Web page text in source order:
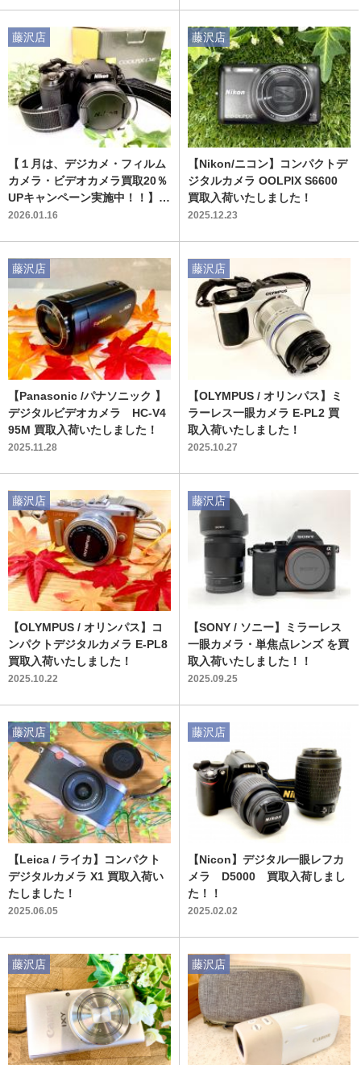
【１月は、デジカメ・フィルム
カメラ・ビデオカメラ買取20％
UPキャンペーン実施中！！】コ
ンパクトデジタルカメラ Niko
2026.01.16
藤沢店
【Nikon/ニコン】コンパクトデ
ジタルカメラ OOLPIX S6600
買取入荷いたしました！
2025.12.23
藤沢店
【Panasonic /パナソニック 】
デジタルビデオカメラ HC-V4
95M 買取入荷いたしました！
2025.11.28
藤沢店
【OLYMPUS / オリンパス】ミ
ラーレス一眼カメラ E-PL2 買
取入荷いたしました！
2025.10.27
藤沢店
【OLYMPUS / オリンパス】コ
ンパクトデジタルカメラ E-PL8
買取入荷いたしました！
2025.10.22
藤沢店
【SONY / ソニー】ミラーレス
一眼カメラ・単焦点レンズ を買
取入荷いたしました！！
2025.09.25
藤沢店
【Leica / ライカ】コンパクト
デジタルカメラ X1 買取入荷い
たしました！
2025.06.05
藤沢店
【Nicon】デジタル一眼レフカ
メラ D5000 買取入荷しまし
た！！
2025.02.02
藤沢店
藤沢店 藤沢店